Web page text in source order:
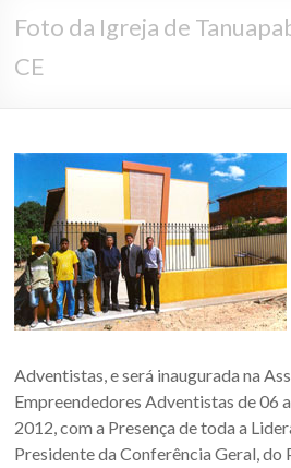
Foto da Igreja de
CE
Adventistas, e será inaugurada na
Empreendedores Adventistas de 06
2012, com a Presença de toda a
Presidente da Conferência Geral, do